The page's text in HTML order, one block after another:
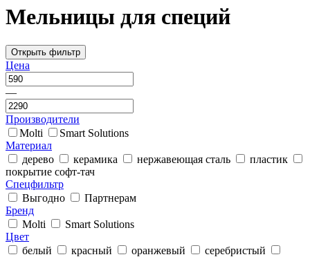
Мельницы для специй
Открыть фильтр
Цена
—
Производители
Molti
Smart Solutions
Материал
дерево
керамика нержавеющая сталь
пластик
покрытие софт-тач
Спецфильтр
Выгодно
Партнерам
Бренд
Molti
Smart Solutions
Цвет
белый
красный оранжевый
серебристый